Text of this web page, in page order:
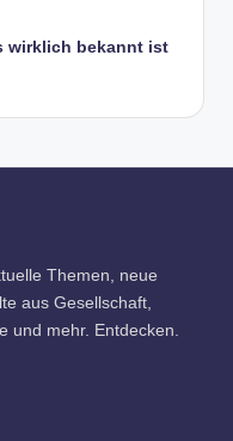
wirklich bekannt ist
Themen, neue
aus Gesellschaft,
und mehr. Entdecken.